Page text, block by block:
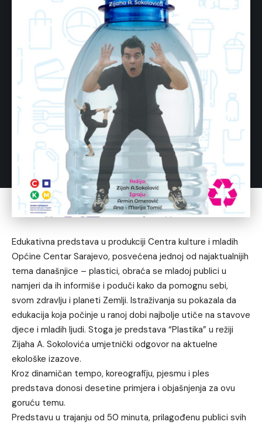
Edukativna predstava u produkciji Centra kulture i mladih
Općine Centar Sarajevo, posvećena jednoj od najaktualnijih
tema današnjice – plastici, obraća se mladoj publici u
namjeri da ih informiše i poduči kako da pomognu sebi,
svom zdravlju i planeti Zemlji. Istraživanja su pokazala da
edukacija koja počinje u ranoj dobi najbolje utiče na stavove
djece i mladih ljudi. Stoga je predstava “Plastika” u režiji
Zijaha A. Sokolovića umjetnički odgovor na aktuelne
ekološke izazove.
Kroz dinamičan tempo, koreografiju, pjesmu i ples
predstava donosi desetine primjera i objašnjenja za ovu
goruću temu.
Predstavu u trajanju od 50 minuta, prilagođenu publici svih